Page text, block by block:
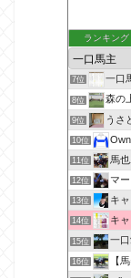
ランキング
7位 一口
8位 森の
9位 うさ
10位
11位 馬也
12位 マ
13位 キ
14位 キ
15位 一
16位 【